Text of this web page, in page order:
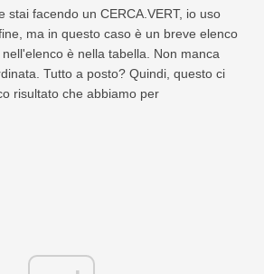
stai facendo un CERCA.VERT, io uso
ma in questo caso è un breve elenco
è nella tabella. Non manca
Tutto a posto? Quindi, questo ci
risultato che abbiamo per